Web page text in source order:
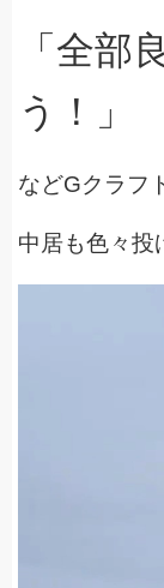
「全部
う！」
などGクラフ
中居も色々投